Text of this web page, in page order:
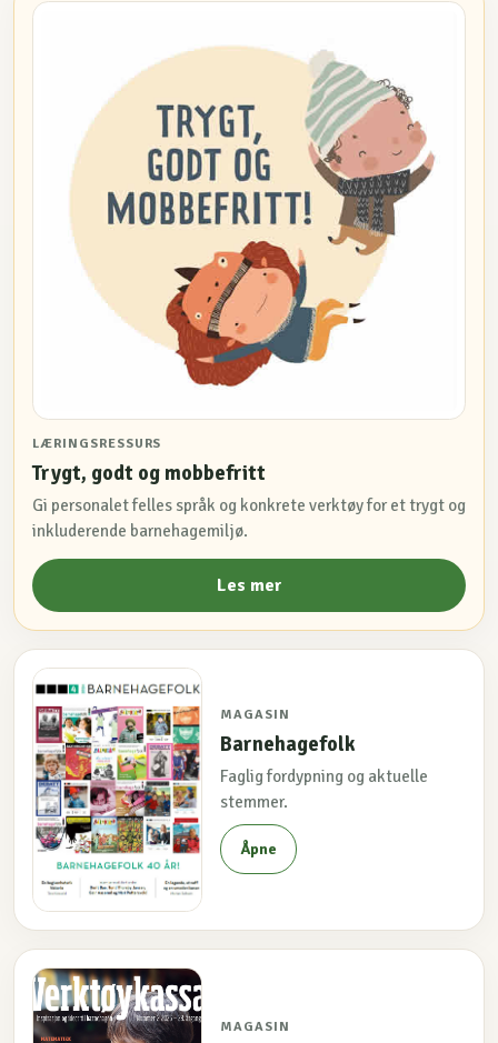
LÆRINGSRESSURS
Trygt, godt og mobbefritt
Gi personalet felles språk og konkrete verktøy for et trygt og
inkluderende barnehagemiljø.
Les mer
MAGASIN
Barnehagefolk
Faglig fordypning og aktuelle
stemmer.
Åpne
MAGASIN